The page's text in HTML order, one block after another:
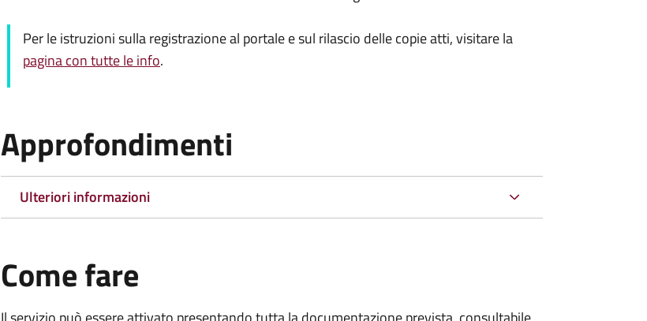
Per le istruzioni sulla registrazione al portale e sul rilascio delle copie atti, visitare la
pagina con tutte le info.
Approfondimenti
Ulteriori informazioni
Come fare